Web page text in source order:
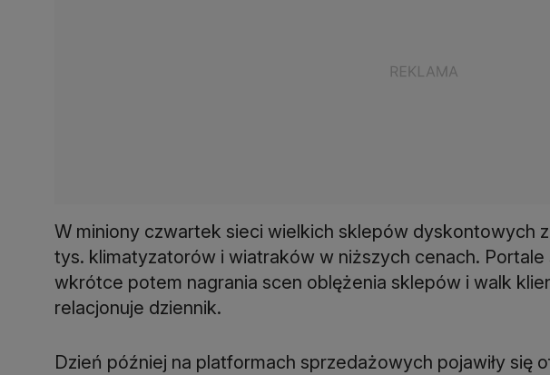
W miniony czwartek sieci wielkich sklepów dyskontowych
tys. klimatyzatorów i wiatraków w niższych cenach. Portale
wkrótce potem nagrania scen oblężenia sklepów i walk
relacjonuje dziennik.
Dzień później na platformach sprzedażowych pojawiły się